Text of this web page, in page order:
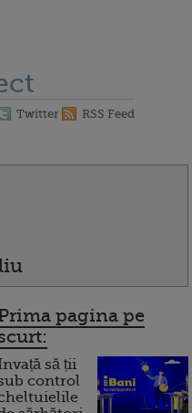
Twitter RSS Feed
pagina pe
să ții
control